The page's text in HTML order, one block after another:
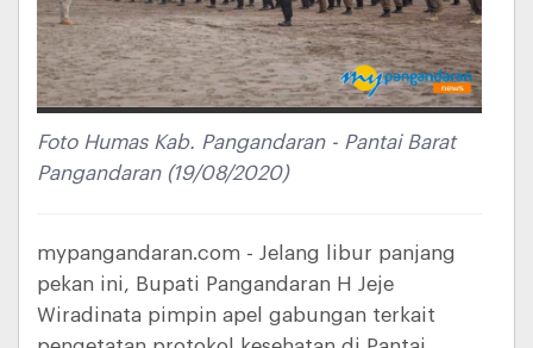
Foto Humas Kab. Pangandaran - Pantai Barat
Pangandaran (19/08/2020)
mypangandaran.com - Jelang libur panjang
pekan ini, Bupati Pangandaran H Jeje
Wiradinata pimpin apel gabungan terkait